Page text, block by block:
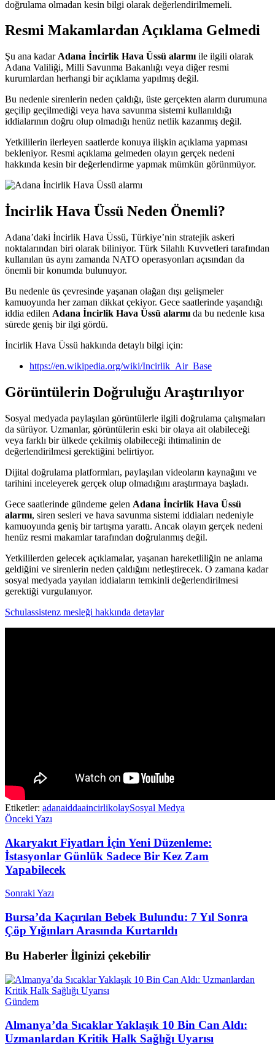
doğrulama olmadan kesin bilgi olarak değerlendirilmemeli.
Resmi Makamlardan Açıklama Gelmedi
Şu ana kadar Adana İncirlik Hava Üssü alarmı ile ilgili olarak
Adana Valiliği, Milli Savunma Bakanlığı veya diğer resmi
kurumlardan herhangi bir açıklama yapılmış değil.
Bu nedenle sirenlerin neden çaldığı, üste gerçekten alarm durumuna
geçilip geçilmediği veya hava savunma sistemi kullanıldığı
iddialarının doğru olup olmadığı henüz netlik kazanmış değil.
Yetkililerin ilerleyen saatlerde konuya ilişkin açıklama yapması
bekleniyor. Resmi açıklama gelmeden olayın gerçek nedeni
hakkında kesin bir değerlendirme yapmak mümkün görünmüyor.
İncirlik Hava Üssü Neden Önemli?
Adana’daki İncirlik Hava Üssü, Türkiye’nin stratejik askeri
noktalarından biri olarak biliniyor. Türk Silahlı Kuvvetleri tarafından
kullanılan üs aynı zamanda NATO operasyonları açısından da
önemli bir konumda bulunuyor.
Bu nedenle üs çevresinde yaşanan olağan dışı gelişmeler
kamuoyunda her zaman dikkat çekiyor. Gece saatlerinde yaşandığı
iddia edilen Adana İncirlik Hava Üssü alarmı da bu nedenle kısa
sürede geniş bir ilgi gördü.
İncirlik Hava Üssü hakkında detaylı bilgi için:
https://en.wikipedia.org/wiki/Incirlik_Air_Base
Görüntülerin Doğruluğu Araştırılıyor
Sosyal medyada paylaşılan görüntülerle ilgili doğrulama çalışmaları
da sürüyor. Uzmanlar, görüntülerin eski bir olaya ait olabileceği
veya farklı bir ülkede çekilmiş olabileceği ihtimalinin de
değerlendirilmesi gerektiğini belirtiyor.
Dijital doğrulama platformları, paylaşılan videoların kaynağını ve
tarihini inceleyerek gerçek olup olmadığını araştırmaya başladı.
Gece saatlerinde gündeme gelen Adana İncirlik Hava Üssü
alarmı, siren sesleri ve hava savunma sistemi iddiaları nedeniyle
kamuoyunda geniş bir tartışma yarattı. Ancak olayın gerçek nedeni
henüz resmi makamlar tarafından doğrulanmış değil.
Yetkililerden gelecek açıklamalar, yaşanan hareketliliğin ne anlama
geldiğini ve sirenlerin neden çaldığını netleştirecek. O zamana kadar
sosyal medyada yayılan iddiaların temkinli değerlendirilmesi
gerektiği vurgulanıyor.
Schulassistenz mesleği hakkında detaylar
Etiketler: adanaiddaaincirlikolaySosyal Medya
Önceki Yazı
Akaryakıt Fiyatları İçin Yeni Düzenleme:
İstasyonlar Günlük Sadece Bir Kez Zam
Yapabilecek
Sonraki Yazı
Bursa’da Kaçırılan Bebek Bulundu: 7 Yıl Sonra
Çöp Yığınları Arasında Kurtarıldı
Bu Haberler İlginizi çekebilir
Gündem
Almanya’da Sıcaklar Yaklaşık 10 Bin Can Aldı:
Uzmanlardan Kritik Halk Sağlığı Uyarısı